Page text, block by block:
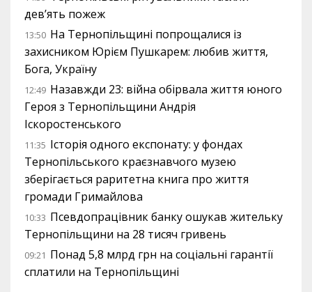
дев’ять пожеж
13:50 На Тернопільщині попрощалися із
захисником Юрієм Пушкарем: любив життя,
Бога, Україну
12:49 Назавжди 23: війна обірвала життя юного
Героя з Тернопільщини Андрія
Іскоростенського
11:35 Історія одного експонату: у фондах
Тернопільського краєзнавчого музею
зберігається раритетна книга про життя
громади Гримайлова
10:33 Псевдопрацівник банку ошукав жительку
Тернопільщини на 28 тисяч гривень
09:21 Понад 5,8 млрд грн на соціальні гарантії
сплатили на Тернопільщині